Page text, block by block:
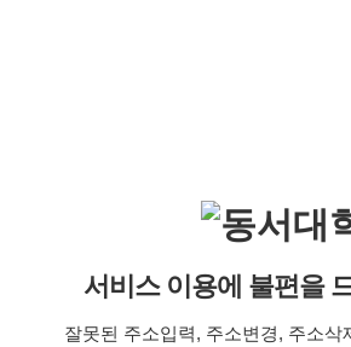
서비스 이용에 불편을
잘못된 주소입력, 주소변경, 주소삭